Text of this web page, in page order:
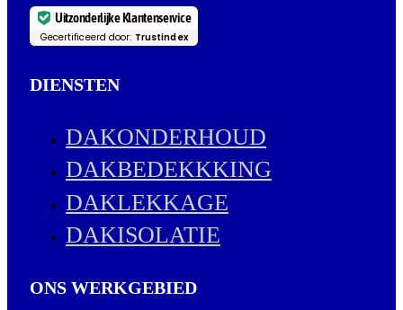
Uitzonderlijke Klantenservice
Gecertificeerd door: Trustindex
DIENSTEN
DAKONDERHOUD
DAKBEDEKKKING
DAKLEKKAGE
DAKISOLATIE
ONS WERKGEBIED